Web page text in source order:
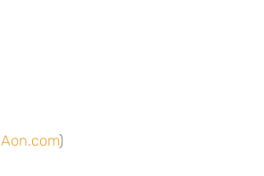
Aon.com)